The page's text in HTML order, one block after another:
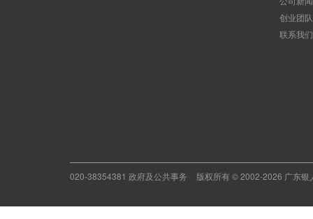
创业团队
联系我们
020-38354381 政府及公共事务 版权所有 © 2002-2026 广东银